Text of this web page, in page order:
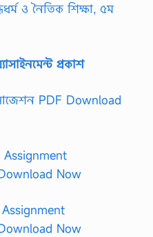
ও নৈতিক শিক্ষা, ৫ম
প্রকাশ
সাজেশন PDF Download
Assignment
Now
Now